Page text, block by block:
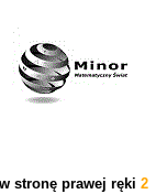
stronę prawej ręki 2